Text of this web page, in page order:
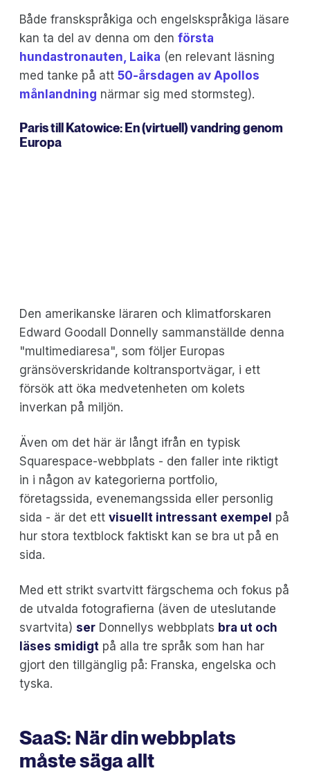
Både franskspråkiga och engelskspråkiga läsare
kan ta del av denna om den första
hundastronauten, Laika (en relevant läsning
med tanke på att 50-årsdagen av Apollos
månlandning närmar sig med stormsteg).
Paris till Katowice: En (virtuell) vandring genom
Europa
Den amerikanske läraren och klimatforskaren
Edward Goodall Donnelly sammanställde denna
"multimediaresa", som följer Europas
gränsöverskridande koltransportvägar, i ett
försök att öka medvetenheten om kolets
inverkan på miljön.
Även om det här är långt ifrån en typisk
Squarespace-webbplats - den faller inte riktigt
in i någon av kategorierna portfolio,
företagssida, evenemangssida eller personlig
sida - är det ett visuellt intressant exempel på
hur stora textblock faktiskt kan se bra ut på en
sida.
Med ett strikt svartvitt färgschema och fokus på
de utvalda fotografierna (även de uteslutande
svartvita) ser Donnellys webbplats bra ut och
läses smidigt på alla tre språk som han har
gjort den tillgänglig på: Franska, engelska och
tyska.
SaaS: När din webbplats
måste säga allt